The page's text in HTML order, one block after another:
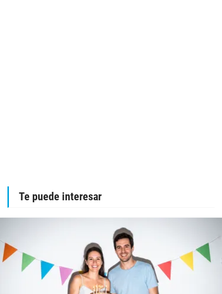
Te puede interesar